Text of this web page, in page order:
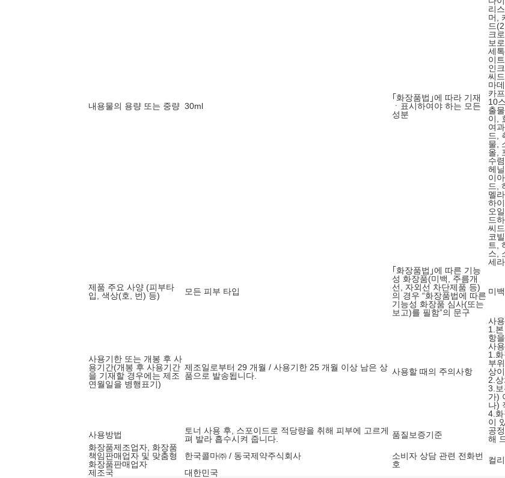
내용물의 용량 또는 중량 30ml
｢화장품법｣에 따라 기재
ㆍ표시하여야 하는 모든
성분
리
머,
드
크
보
세
이
인
씨
마
카
10
출
이,
여
드,
물,
올,
수
헤
이
드,
멜
하
오
드
씨
코
트,
스,
세
제품 주요 사양 (피부타
입, 색상(호, 번) 등)
모든 피부 타입
｢화장품법｣에 따른 기능
성 화장품(미백, 주름개
선, 자외선 차단제품 등)
의 경우 “화장품법에 따른
기능성 화장품 심사(또는
보고)를 필함”의 문구
미
사용기한 또는 개봉 후 사
용기간(개봉 후 사용기간
을 기재할 경우에는 제조
연월일을 병행표기)
제조일로부터 29 개월 / 사용기한 25 개월 이상 남은 상
품으로 발송됩니다.
사용할 때의 주의사항
사
1.
항
사
1.
부
상
2.
3.
가)
나)
4.
이
사용방법
토너 사용 후, 스포이드로 적당량을 취해 피부에 고르게
펴 발라 흡수시켜 줍니다.
품질보증기준
공
해
화장품제조업자, 화장품
책임판매업자 및 맞춤형
화장품판매업자
한국콜마㈜ / 동국제약주식회사
소비자 상담 관련 전화번
호
컬
제조국
대한민국